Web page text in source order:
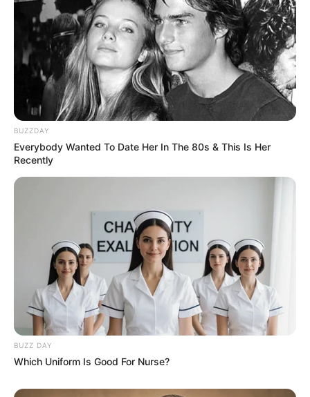
BUZZDAY
Everybody Wanted To Date Her In The 80s & This Is Her
Recently
BUZZ DAY
Which Uniform Is Good For Nurse?